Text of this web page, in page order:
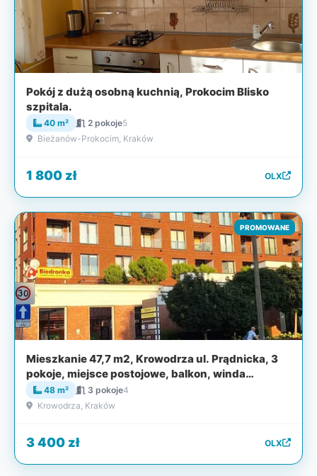
Pokój z dużą osobną kuchnią, Prokocim Blisko
szpitala.
40 m² 2 pokoje5
Bieżanów-Prokocim, Kraków
1 800 zł OLX
PROMOWANE
Mieszkanie 47,7 m2, Krowodrza ul. Prądnicka, 3
pokoje, miejsce postojowe, balkon, winda
ZAREZERWOWANE
48 m² 3 pokoje4
Krowodrza, Kraków
3 400 zł OLX